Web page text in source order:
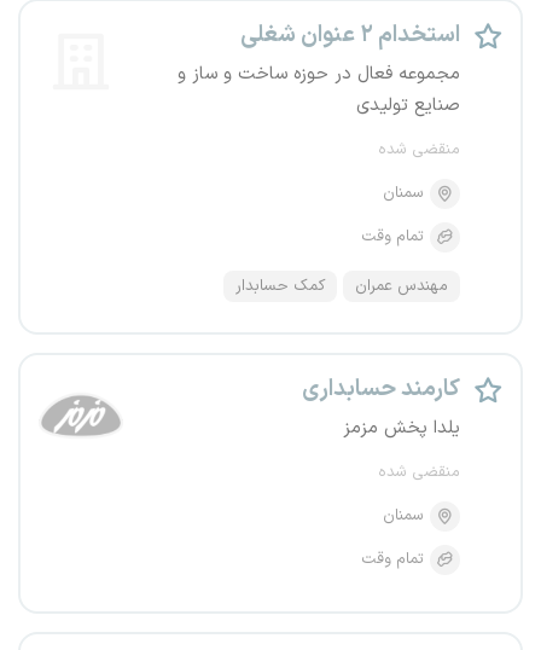
استخدام ۲ عنوان شغلی
مجموعه فعال در حوزه ساخت و ساز و
صنایع تولیدی
منقضی شده
سمنان
تمام وقت
مهندس عمران کمک حسابدار
کارمند حسابداری
یلدا پخش مزمز
منقضی شده
سمنان
تمام وقت